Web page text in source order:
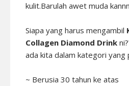
kulit.Barulah awet muda
Siapa yang harus mengambil
Collagen Diamond Drink
ada kita dalam kategori yang
~ Berusia 30 tahun ke atas